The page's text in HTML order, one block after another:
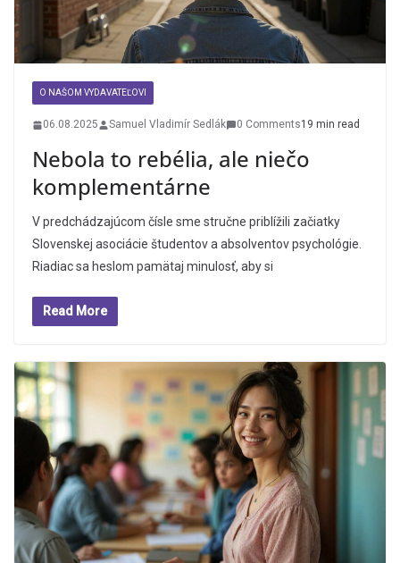
O NAŠOM VYDAVATEĽOVI
06.08.2025 Samuel Vladimír Sedlák 0 Comments19 min read
Nebola to rebélia, ale niečo
komplementárne
V predchádzajúcom čísle sme stručne priblížili začiatky
Slovenskej asociácie študentov a absolventov psychológie.
Riadiac sa heslom pamätaj minulosť, aby si
Read More